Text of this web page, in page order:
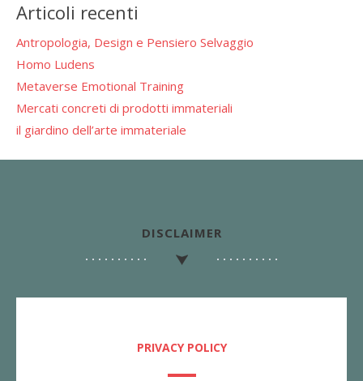
Articoli recenti
Antropologia, Design e Pensiero Selvaggio
Homo Ludens
Metaverse Emotional Training
Mercati concreti di prodotti immateriali
il giardino dell’arte immateriale
DISCLAIMER
PRIVACY POLICY